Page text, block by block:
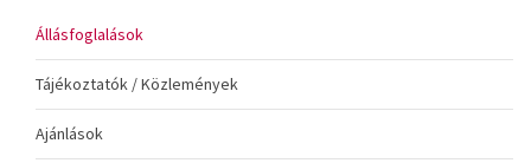
Állásfoglalások
Tájékoztatók / Közlemények
Ajánlások